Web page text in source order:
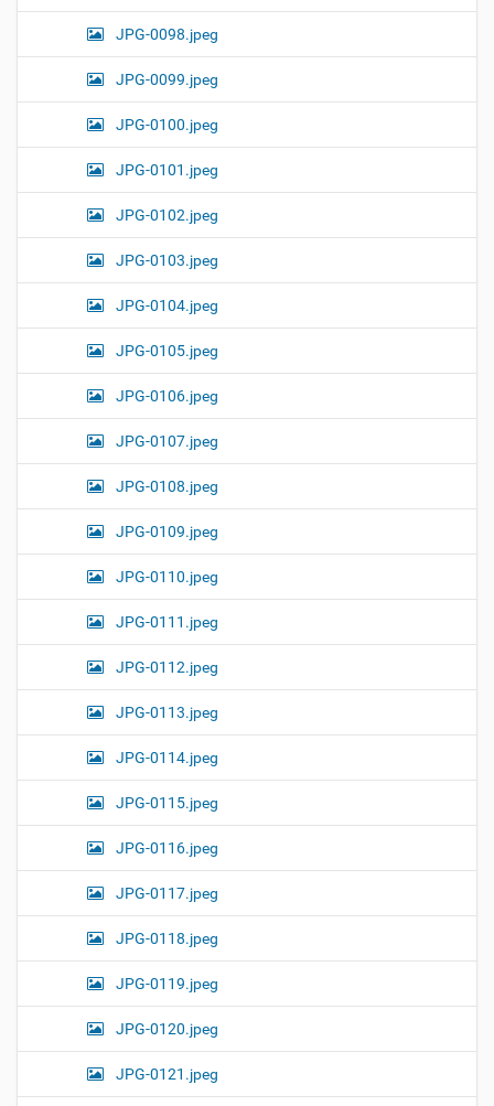
JPG-0098.jpeg
JPG-0099.jpeg
JPG-0100.jpeg
JPG-0101.jpeg
JPG-0102.jpeg
JPG-0103.jpeg
JPG-0104.jpeg
JPG-0105.jpeg
JPG-0106.jpeg
JPG-0107.jpeg
JPG-0108.jpeg
JPG-0109.jpeg
JPG-0110.jpeg
JPG-0111.jpeg
JPG-0112.jpeg
JPG-0113.jpeg
JPG-0114.jpeg
JPG-0115.jpeg
JPG-0116.jpeg
JPG-0117.jpeg
JPG-0118.jpeg
JPG-0119.jpeg
JPG-0120.jpeg
JPG-0121.jpeg